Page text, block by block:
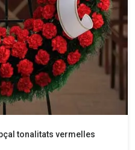
tonalitats vermelles